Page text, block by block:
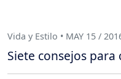
Vida y Estilo • MAY 15 /
Siete consejos